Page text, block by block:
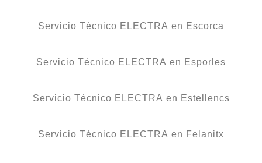
Servicio Técnico ELECTRA en Escorca
Servicio Técnico ELECTRA en Esporles
Servicio Técnico ELECTRA en Estellencs
Servicio Técnico ELECTRA en Felanitx